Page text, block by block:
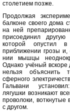
столетием позже.
Продолжая
балконе своего дома
на ней
присоединил
которой опустил
приближении грозы
нии мышцы
Однако учёный вскоре
нельзя объяснить
сферного
Гальвани
лягушки воз­никают
проволоки, воткнутые
с другом.